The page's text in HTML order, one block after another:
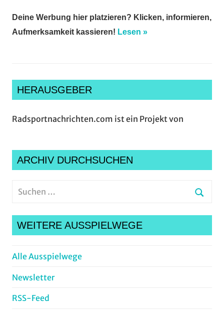
Deine Werbung hier platzieren? Klicken, informieren,
Aufmerksamkeit kassieren! Lesen »
HERAUSGEBER
Radsportnachrichten.com ist ein Projekt von
ARCHIV DURCHSUCHEN
Suchen
WEITERE AUSSPIELWEGE
Alle Ausspielwege
Newsletter
RSS-Feed